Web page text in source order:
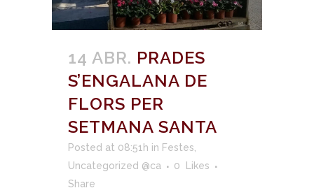
14 ABR. PRADES
S’ENGALANA DE
FLORS PER
SETMANA SANTA
Posted at 08:51h in Festes,
Uncategorized @ca
0
Likes
Share